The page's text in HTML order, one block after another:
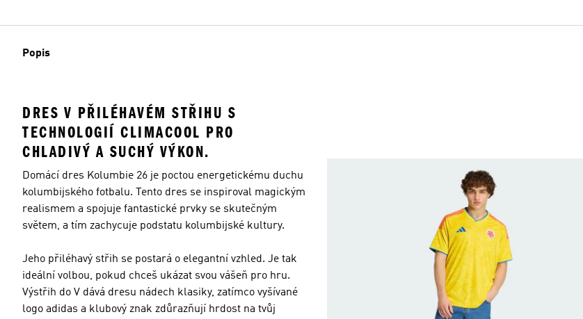
Popis
DRES V PŘILÉHAVÉM STŘIHU S
TECHNOLOGIÍ CLIMACOOL PRO
CHLADIVÝ A SUCHÝ VÝKON.
Domácí dres Kolumbie 26 je poctou energetickému duchu
kolumbijského fotbalu. Tento dres se inspiroval magickým
realismem a spojuje fantastické prvky se skutečným
světem, a tím zachycuje podstatu kolumbijské kultury.
Jeho přiléhavý střih se postará o elegantní vzhled. Je tak
ideální volbou, pokud chceš ukázat svou vášeň pro hru.
Výstřih do V dává dresu nádech klasiky, zatímco vyšívané
logo adidas a klubový znak zdůrazňují hrdost na tvůj